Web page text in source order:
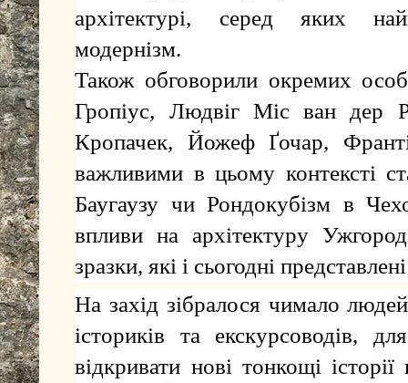
архітектурі, серед яких
модернізм.
Також обговорили окремих
Гропіус, Людвіг Міс ван дер
Кропачек, Йожеф Ґочар,
важливими в цьому контексті
Баугаузу чи Рондокубізм в
впливи на архітектуру
зразки, які і сьогодні
На захід зібралося чимало
істориків та екскурсоводів,
відкривати нові тонкощі